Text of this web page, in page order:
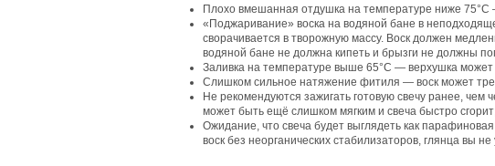
Плохо вмешанная отдушка на температуре ниже 75°С
«Поджаривание» воска на водяной бане в
сворачивается в творожную массу. Воск должен
водяной бане не должна кипеть и брызги не должны
Заливка на температуре выше 65°С — верхушка
Слишком сильное натяжение фитиля — воск может
Не рекомендуются зажигать готовую свечу ранее, чем
может быть ещё слишком мягким и свеча быстро
Ожидание, что свеча будет выглядеть как
воск без неорганических стабилизаторов, глянца вы не